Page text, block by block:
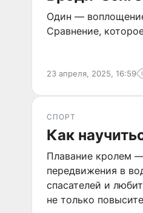
Один —
Сравнение,
23 апреля, 2025, 16:59
СПОРТ
Как
Плавание кролем
передвижения в
спасателей и
не только